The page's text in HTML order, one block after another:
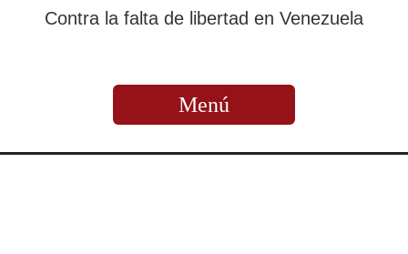
Contra la falta de libertad en Venezuela
Menú